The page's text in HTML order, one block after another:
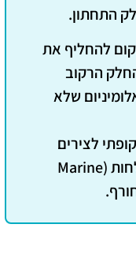
התחתון.
להחליף את
הרקוב
שלא
לצירים
ולמנעולים בחומרים דוחיי לחות (Marine